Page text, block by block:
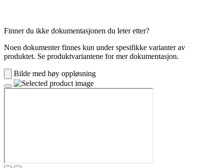
Finner du ikke dokumentasjonen du leter etter?
Noen dokumenter finnes kun under spesifikke varianter av
produktet. Se produktvariantene for mer dokumentasjon.
Bilde med høy oppløsning